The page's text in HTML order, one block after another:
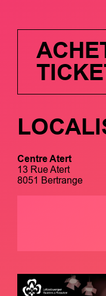
Centre Atert
13 Rue Atert
8051 Bertrange